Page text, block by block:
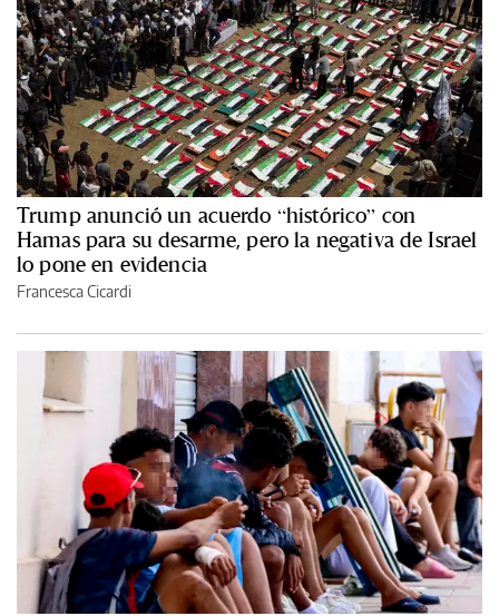
Trump anunció un acuerdo “histórico” con
Hamas para su desarme, pero la negativa de Israel
lo pone en evidencia
Francesca Cicardi